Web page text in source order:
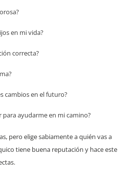
en mi vida?
correcta?
cambios en el futuro?
para ayudarme en mi camino?
pero elige sabiamente a quién vas a
tiene buena reputación y hace este